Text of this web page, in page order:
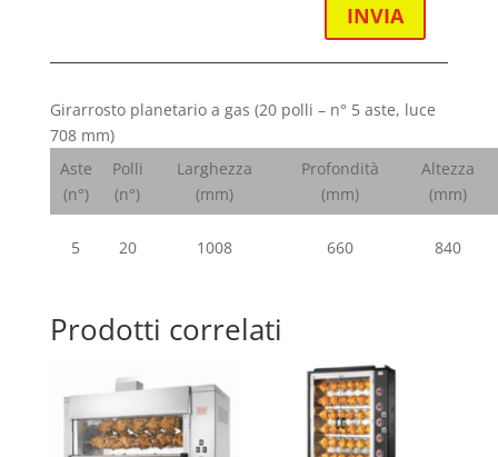
INVIA
Girarrosto planetario a gas (20 polli – n° 5 aste, luce
708 mm)
Aste
(n°)
Polli
(n°)
Larghezza
(mm)
Profondità
(mm)
Altezza
(mm)
5 20 1008 660 840
Prodotti correlati